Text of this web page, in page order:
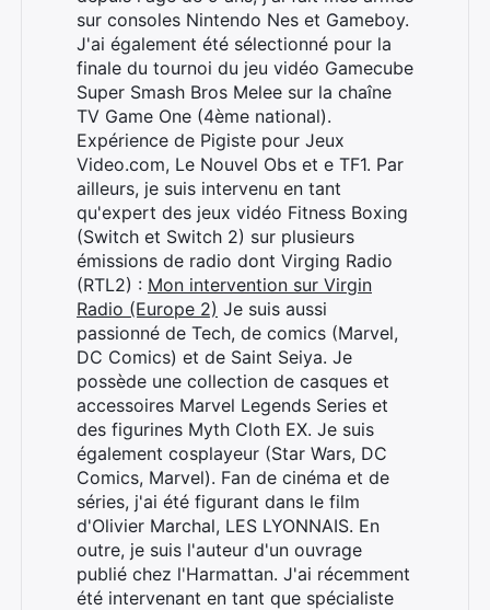
sur consoles Nintendo Nes et Gameboy.
J'ai également été sélectionné pour la
finale du tournoi du jeu vidéo Gamecube
Super Smash Bros Melee sur la chaîne
TV Game One (4ème national).
Expérience de Pigiste pour Jeux
Video.com, Le Nouvel Obs et e TF1. Par
ailleurs, je suis intervenu en tant
qu'expert des jeux vidéo Fitness Boxing
(Switch et Switch 2) sur plusieurs
émissions de radio dont Virging Radio
(RTL2) : Mon intervention sur Virgin
Radio (Europe 2) Je suis aussi
passionné de Tech, de comics (Marvel,
DC Comics) et de Saint Seiya. Je
possède une collection de casques et
accessoires Marvel Legends Series et
des figurines Myth Cloth EX. Je suis
également cosplayeur (Star Wars, DC
Comics, Marvel). Fan de cinéma et de
séries, j'ai été figurant dans le film
d'Olivier Marchal, LES LYONNAIS. En
outre, je suis l'auteur d'un ouvrage
publié chez l'Harmattan. J'ai récemment
été intervenant en tant que spécialiste